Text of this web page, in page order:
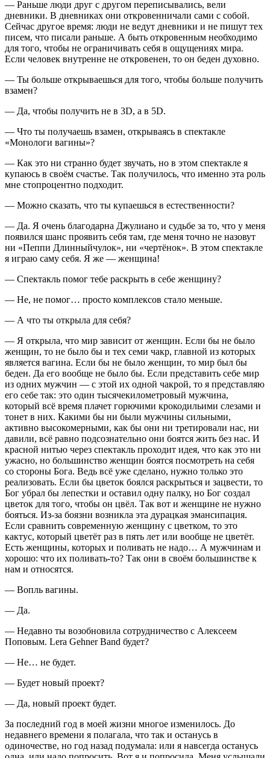
— Раньше люди друг с другом переписывались, вели
дневники. В дневниках они откровенничали сами с собой.
Сейчас другое время: люди не ведут дневники и не пишут тех
писем, что писали раньше. А быть откровенным необходимо
для того, чтобы не ограничивать себя в ощущениях мира.
Если человек внутренне не откровенен, то он беден духовно.
— Ты больше открываешься для того, чтобы больше получить
взамен?
— Да, чтобы получить не в 3D, а в 5D.
— Что ты получаешь взамен, открываясь в спектакле
«Монологи вагины»?
— Как это ни странно будет звучать, но в этом спектакле я
купаюсь в своём счастье. Так получилось, что именно эта роль
мне стопроцентно подходит.
— Можно сказать, что ты купаешься в естественности?
— Да. Я очень благодарна Джулиано и судьбе за то, что у меня
появился шанс проявить себя там, где меня точно не назовут
ни «Пеппи Длинныйчулок», ни «чертёнок». В этом спектакле
я играю саму себя. Я же — женщина!
— Спектакль помог тебе раскрыть в себе женщину?
— Не, не помог… просто комплексов стало меньше.
— А что ты открыла для себя?
— Я открыла, что мир зависит от женщин. Если бы не было
женщин, то не было бы и тех семи чакр, главной из которых
является вагина. Если бы не было женщин, то мир был бы
беден. Да его вообще не было бы. Если представить себе мир
из одних мужчин — с этой их одной чакрой, то я представляю
его себе так: это один тысячекилометровый мужчина,
который всё время плачет горючими крокодильими слезами и
тонет в них. Какими бы ни были мужчины сильными,
активно высокомерными, как бы они ни третировали нас, ни
давили, всё равно подсознательно они боятся жить без нас. И
красной нитью через спектакль проходит идея, что как это ни
ужасно, но большинство женщин боятся посмотреть на себя
со стороны Бога. Ведь всё уже сделано, нужно только это
реализовать. Если бы цветок боялся раскрыться и зацвести, то
Бог убрал бы лепестки и оставил одну палку, но Бог создал
цветок для того, чтобы он цвёл. Так вот и женщине не нужно
бояться. Из-за боязни возникла эта дурацкая эмансипация.
Если сравнить современную женщину с цветком, то это
кактус, который цветёт раз в пять лет или вообще не цветёт.
Есть женщины, которых и поливать не надо… А мужчинам и
хорошо: что их поливать-то? Так они в своём большинстве к
нам и относятся.
— Вопль вагины.
— Да.
— Недавно ты возобновила сотрудничество с Алексеем
Поповым. Lera Gehner Band будет?
— Не… не будет.
— Будет новый проект?
— Да, новый проект будет.
За последний год в моей жизни многое изменилось. До
недавнего времени я полагала, что так и останусь в
одиночестве, но год назад подумала: или я навсегда останусь